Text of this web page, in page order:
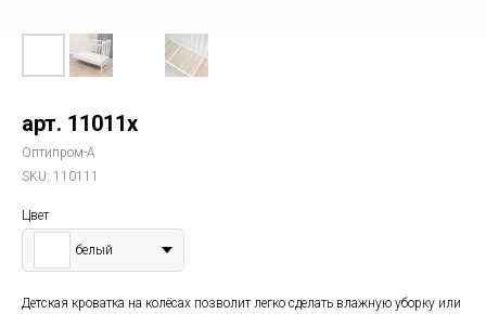
арт. 11011х
Оптипром-А
SKU: 110111
Цвет
белый
Детская кроватка на колёсах позволит легко сделать влажную уборку или